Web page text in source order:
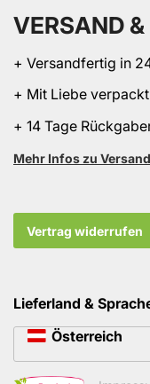
VERSAND &
+ Versandfertig in
+ Mit Liebe verpackt
+ 14 Tage
Mehr Infos zu
Vertrag widerrufen
Lieferland &
SpracheÖsterreich